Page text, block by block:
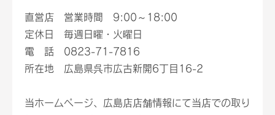
直営店 営業時間 9:00～18:00
定休日 毎週日曜・火曜日
電 話 0823-71-7816
所在地 広島県呉市広古新開6丁目16-2
当ホームページ、広島店店舗情報にて当店での取り